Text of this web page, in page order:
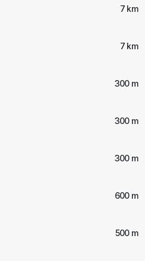
7 km
7 km
300 m
300 m
300 m
600 m
500 m